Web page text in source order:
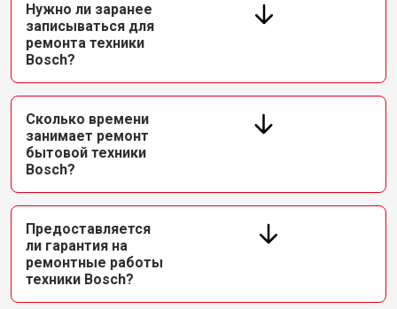
Нужно ли заранее
записываться для
ремонта техники
Bosch?
Сколько времени
занимает ремонт
бытовой техники
Bosch?
Предоставляется
ли гарантия на
ремонтные работы
техники Bosch?